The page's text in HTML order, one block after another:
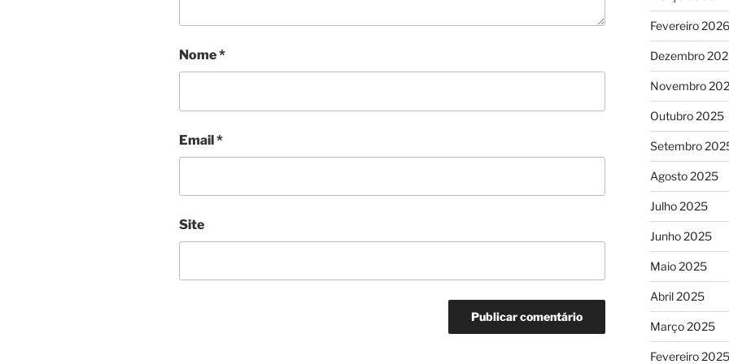
Nome*
Email*
Site
Fevereiro 2026
Dezembro
Novembro
Outubro 2025
Setembro
Agosto 2025
Julho 2025
Junho 2025
Maio 2025
Abril 2025
Março 2025
Fevereiro 2025